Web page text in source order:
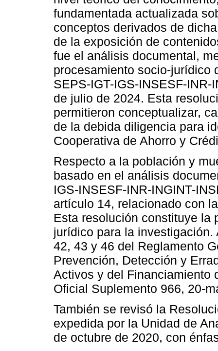
fundamentada actualizada
conceptos derivados de
de la exposición de
fue el análisis documental,
procesamiento socio-jurídico
SEPS-IGT-IGS-INSESF-
de julio de 2024. Esta
permitieron conceptualizar,
de la debida diligencia para
Cooperativa de Ahorro y
Respecto a la población y
basado en el análisis
IGS-INSESF-INR-INGINT-
artículo 14, relacionado con
Esta resolución constituye la
jurídico para la
42, 43 y 46 del Reglamento
Prevención, Detección y
Activos y del Financiamiento
Oficial Suplemento 966, 20-
También se revisó la
expedida por la Unidad de
de octubre de 2020, con